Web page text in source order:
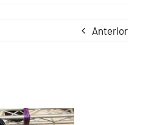
Anterior